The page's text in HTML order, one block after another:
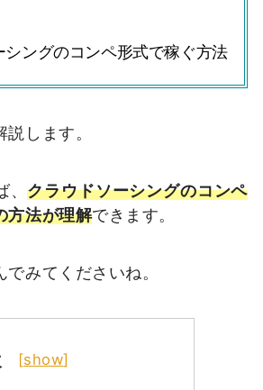
シングのコンペ形式で稼ぐ方法
します。
、クラウドソーシングのコンペ
方法が理解できます。
みてくださいね。
[show]